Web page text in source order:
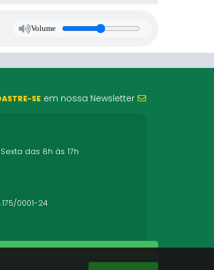
Volume
SE em nossa Newsletter
das 8h às 17h
0001-24